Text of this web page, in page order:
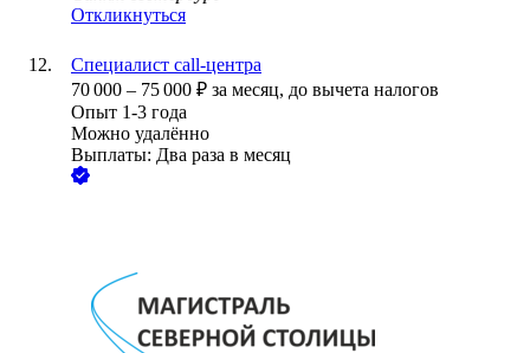
Откликнуться
Специалист call-центра
70 000 – 75 000 ₽ за месяц, до вычета налогов
Опыт 1-3 года
Можно удалённо
Выплаты: Два раза в месяц